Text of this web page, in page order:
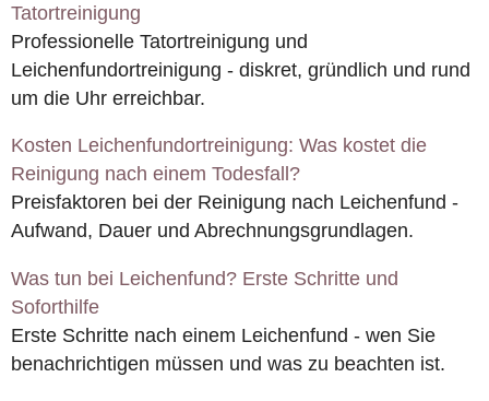
Tatortreinigung
Professionelle Tatortreinigung und
Leichenfundortreinigung - diskret, gründlich und rund
um die Uhr erreichbar.
Kosten Leichenfundortreinigung: Was kostet die
Reinigung nach einem Todesfall?
Preisfaktoren bei der Reinigung nach Leichenfund -
Aufwand, Dauer und Abrechnungsgrundlagen.
Was tun bei Leichenfund? Erste Schritte und
Soforthilfe
Erste Schritte nach einem Leichenfund - wen Sie
benachrichtigen müssen und was zu beachten ist.